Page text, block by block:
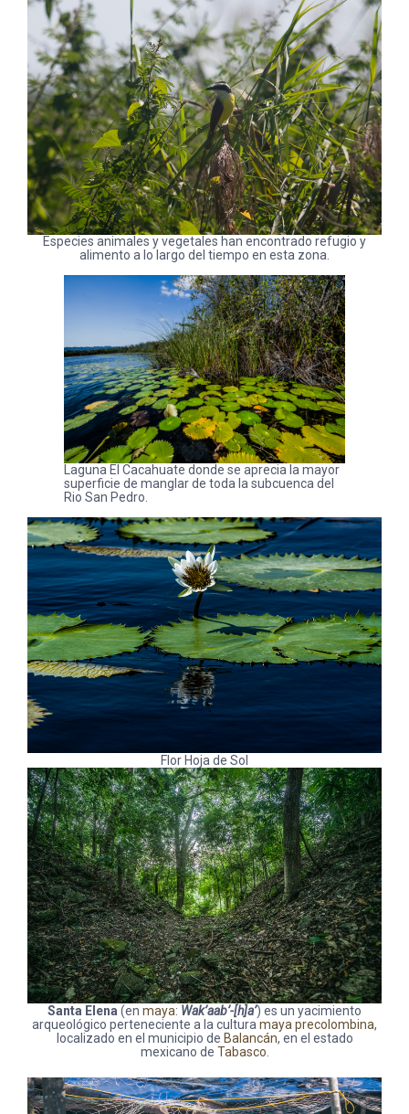
Especies animales y vegetales han encontrado refugio y
alimento a lo largo del tiempo en esta zona.
Laguna El Cacahuate donde se aprecia la mayor
superficie de manglar de toda la subcuenca del
Rio San Pedro.
Flor Hoja de Sol
Santa Elena (en maya: Wak’aab’-[h]a’) es un yacimiento
arqueológico perteneciente a la cultura maya precolombina,
localizado en el municipio de Balancán, en el estado
mexicano de Tabasco